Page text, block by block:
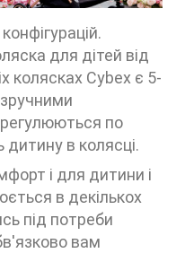
для дітей від
колясках Cybex є 5-
по
дитину в колясці.
і для дитини і
в декількох
під потреби
вам